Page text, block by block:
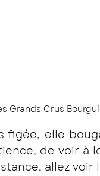
Grands Crus
figée, elle
de voir à
allez voir